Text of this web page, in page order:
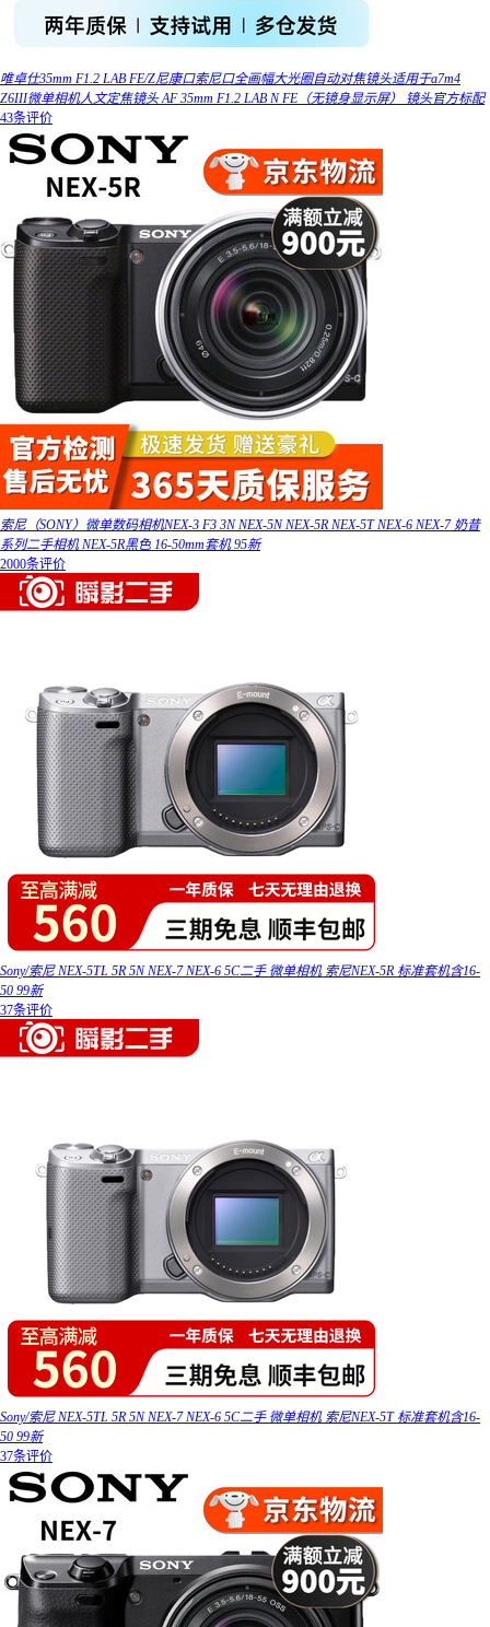
唯卓仕35mm F1.2 LAB FE/Z尼康口索尼口全画幅大光圈自动对焦镜头适用于a7m4
Z6III微单相机人文定焦镜头 AF 35mm F1.2 LAB N FE（无镜身显示屏） 镜头官方标配
43条评价
索尼（SONY）微单数码相机NEX-3 F3 3N NEX-5N NEX-5R NEX-5T NEX-6 NEX-7 奶昔
系列二手相机 NEX-5R黑色 16-50mm套机 95新
2000条评价
Sony/索尼 NEX-5TL 5R 5N NEX-7 NEX-6 5C二手 微单相机 索尼NEX-5R 标准套机含16-
50 99新
37条评价
Sony/索尼 NEX-5TL 5R 5N NEX-7 NEX-6 5C二手 微单相机 索尼NEX-5T 标准套机含16-
50 99新
37条评价